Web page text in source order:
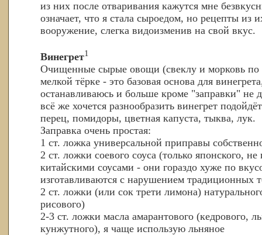
из них после отваривания кажутся мне
означает, что я стала сыроедом, но рецепты из
вооружение, слегка видоизменив на свой вкус.
Винегрет1
Очищенные сырые овощи (свеклу и морковь
мелкой тёрке - это базовая основа для
останавливаюсь и больше кроме "заправки" не
всё же хочется разнообразить винегрет
перец, помидоры, цветная капуста, тыква, лук.
Заправка очень простая:
1 ст. ложка универсальной приправы
2 ст. ложки соевого соуса (только японского, не
китайскими соусами - они гораздо хуже по
изготавливаются с нарушением традиционных
2 ст. ложки (или сок трети лимона)
рисового)
2-3 ст. ложки масла амарантового (кедрового,
кунжутного), я чаще использую льняное